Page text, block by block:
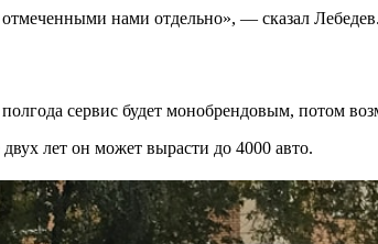
нами отдельно», — сказал Лебедев.
сервис будет монобрендовым, потом
лет он может вырасти до 4000 авто.